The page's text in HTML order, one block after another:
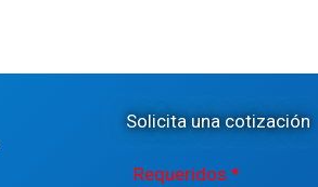
Solicita una cotización
Requeridos *